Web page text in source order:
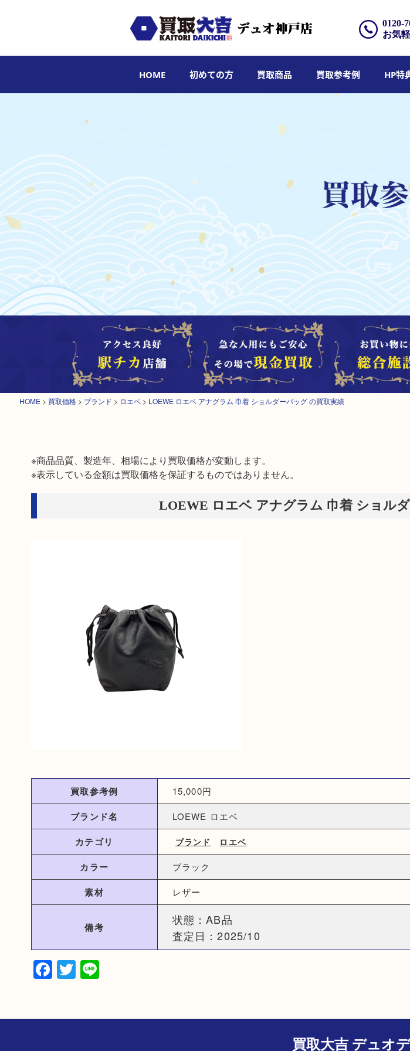
0120-
お気
HOME 初めての方 買取商品 買取参考例 HP特
HOME > 買取価格 > ブランド > ロエベ > LOEWE ロエベ アナグラム 巾着 ショルダーバッグ の買取実績
※商品品質、製造年、相場により買取価格が変動します。
※表示している金額は買取価格を保証するものではありません。
LOEWE ロエベ アナグラム 巾着 ショル
買取参考例 15,000円
ブランド名 LOEWE ロエベ
カテゴリ ブランド ロエベ
カラー ブラック
素材 レザー
備考
状態：AB品
査定日：2025/10
Facebook
Twitter
Line
買取大吉 デュオ